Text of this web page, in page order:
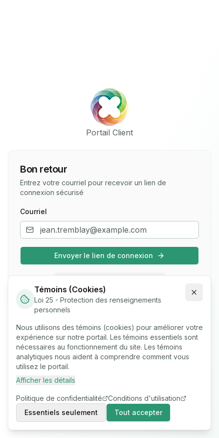
Portail Client
Bon retour
Entrez votre courriel pour recevoir un lien de
connexion sécurisé
Courriel
Envoyer le lien de connexion
Français English
Politique de confidentialité |Conditions d'utilisation
Témoins (Cookies)
Loi 25 - Protection des renseignements
personnels
Nous utilisons des témoins (cookies) pour améliorer votre
expérience sur notre portail. Les témoins essentiels sont
nécessaires au fonctionnement du site. Les témoins
analytiques nous aident à comprendre comment vous
utilisez le portail.
Afficher les détails
Politique de confidentialité
Conditions d'utilisation
Essentiels seulement
Tout accepter